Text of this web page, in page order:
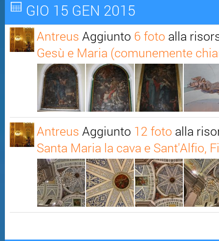
GIO 15 GEN 2015
Antreus Aggiunto 6 foto alla
Gesù e Maria (comunemente
Antreus Aggiunto 12 foto alla
Santa Maria la cava e Sant'Alfio,